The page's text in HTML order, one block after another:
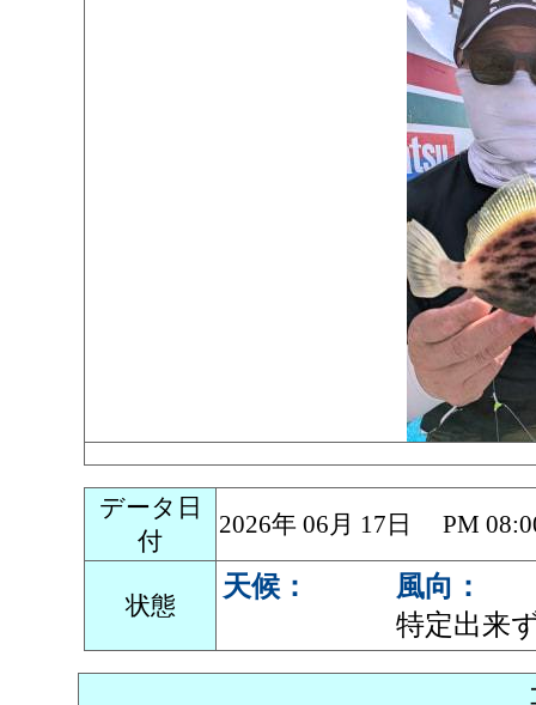
データ日
付
2026年 06月 17日 PM
状態
天候：
風向：
特定出来